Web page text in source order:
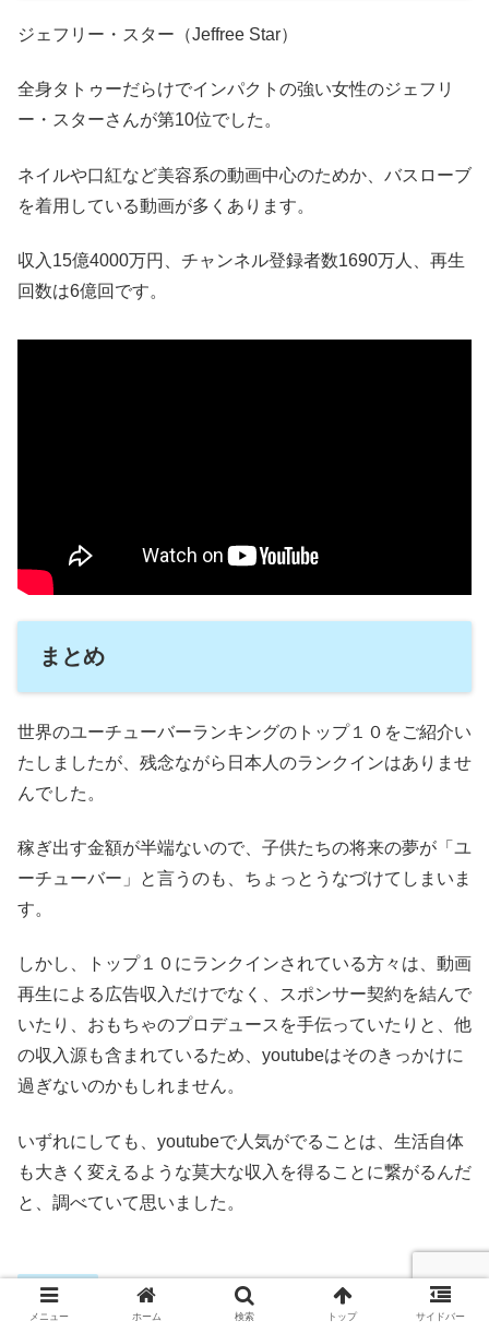
ジェフリー・スター（Jeffree Star）
全身タトゥーだらけでインパクトの強い女性のジェフリ
ー・スターさんが第10位でした。
ネイルや口紅など美容系の動画中心のためか、バスローブ
を着用している動画が多くあります。
収入15億4000万円、チャンネル登録者数1690万人、再生
回数は6億回です。
まとめ
世界のユーチューバーランキングのトップ１０をご紹介い
たしましたが、残念ながら日本人のランクインはありませ
んでした。
稼ぎ出す金額が半端ないので、子供たちの将来の夢が「ユ
ーチューバー」と言うのも、ちょっとうなづけてしまいま
す。
しかし、トップ１０にランクインされている方々は、動画
再生による広告収入だけでなく、スポンサー契約を結んで
いたり、おもちゃのプロデュースを手伝っていたりと、他
の収入源も含まれているため、youtubeはそのきっかけに
過ぎないのかもしれません。
いずれにしても、youtubeで人気がでることは、生活自体
も大きく変えるような莫大な収入を得ることに繋がるんだ
と、調べていて思いました。
ニュース
メニュー ホーム 検索 トップ サイドバー